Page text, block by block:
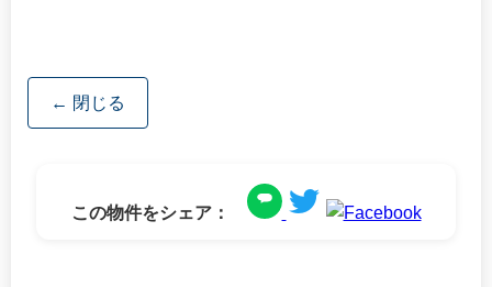
← 閉じる
この物件をシェア：